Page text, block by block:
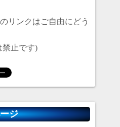
リンクはご自由にどう
禁止です)
ジ